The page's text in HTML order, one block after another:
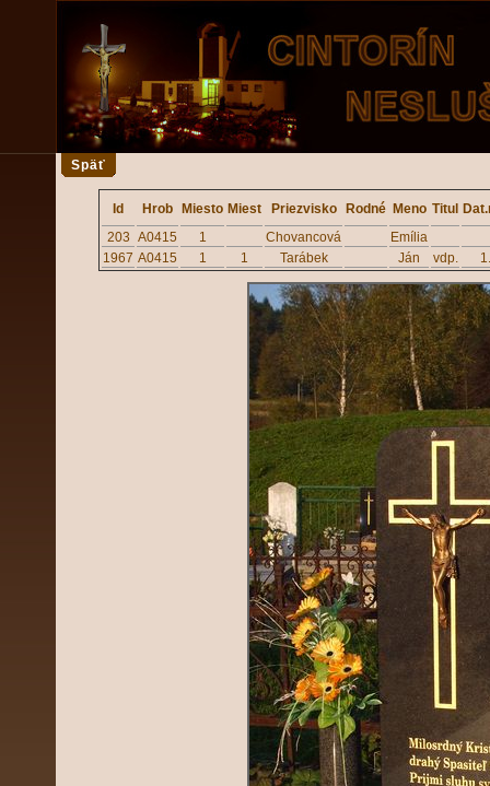
Späť
Id Hrob Miesto Miest Priezvisko Rodné Meno Titul
203 A0415 1 Chovancová
Emília
1967 A0415 1 1 Tarábek Ján vdp.